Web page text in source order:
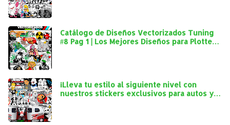
Catálogo de Diseños Vectorizados Tuning
#8 Pag 1 | Los Mejores Diseños para Plotter
¡Lleva tu estilo al siguiente nivel con
nuestros stickers exclusivos para autos y